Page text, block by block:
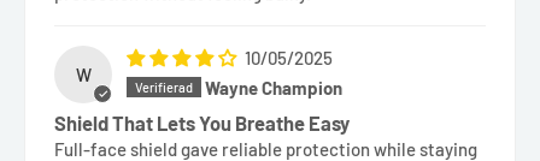
W
10/05/2025
Wayne Champion
Shield That Lets You Breathe Easy
Full-face shield gave reliable protection while staying